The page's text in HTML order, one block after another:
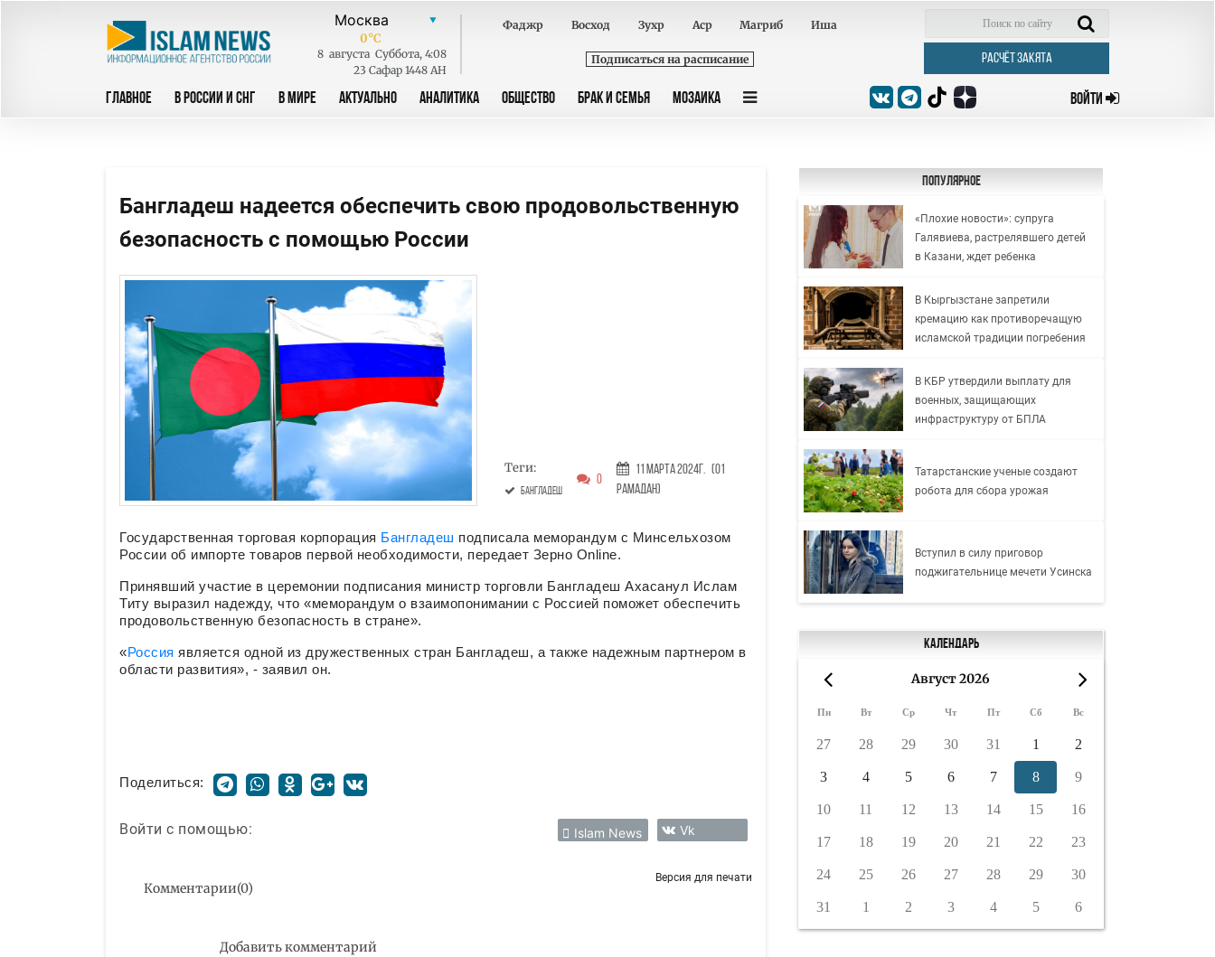
0°C
8 августа Суббота, 4:08
23 Сафар 1448 AH
Фаджр Восход Зухр Аср Магриб Иша
Подписаться на расписание РАСЧЁТ ЗАКЯТА
ГЛАВНОЕ В РОССИИ И СНГ В МИРЕ АКТУАЛЬНО АНАЛИТИКА ОБЩЕСТВО БРАК И СЕМЬЯ МОЗАИКА ВОЙТИ
Бангладеш надеется обеспечить свою продовольственную
безопасность с помощью России
Теги:
Бангладеш
0
11 Марта 2024г. (01
Рамадан)
Государственная торговая корпорация Бангладеш подписала меморандум с Минсельхозом
России об импорте товаров первой необходимости, передает Зерно Online.
Принявший участие в церемонии подписания министр торговли Бангладеш Ахасанул Ислам
Титу выразил надежду, что «меморандум о взаимопонимании с Россией поможет обеспечить
продовольственную безопасность в стране».
«Россия является одной из дружественных стран Бангладеш, а также надежным партнером в
области развития», - заявил он.
Поделиться:
Войти с помощью: Islam News Vk
Комментарии(0)
Версия для печати
Добавить комментарий
Популярное
«Плохие новости»: супруга
Галявиева, растрелявшего детей
в Казани, ждет ребенка
В Кыргызстане запретили
кремацию как противоречащую
исламской традиции погребения
В КБР утвердили выплату для
военных, защищающих
инфраструктуру от БПЛА
Татарстанские ученые создают
робота для сбора урожая
Вступил в силу приговор
поджигательнице мечети Усинска
Календарь
Август 2026
Пн Вт Ср Чт Пт Сб Вс
27 28 29 30 31 1 2
3 4 5 6 7 8 9
10 11 12 13 14 15 16
17 18 19 20 21 22 23
24 25 26 27 28 29 30
31 1 2 3 4 5 6